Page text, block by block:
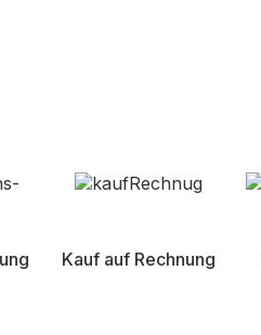
Kauf auf Rechnung